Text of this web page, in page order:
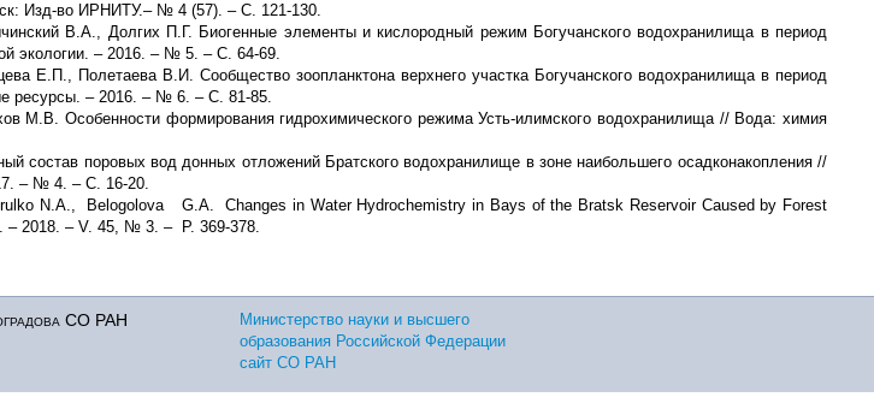
Изд-во ИРНИТУ.– № 4 (57). – С. 121-130.
В.А., Долгих П.Г. Биогенные элементы и кислородный режим Богучанского водохранилища в период
экологии. – 2016. – № 5. – С. 64-69.
Е.П., Полетаева В.И. Сообщество зоопланктона верхнего участка Богучанского водохранилища в период
ресурсы. – 2016. – № 6. – С. 81-85.
М.В. Особенности формирования гидрохимического режима Усть-илимского водохранилища // Вода: химия
состав поровых вод донных отложений Братского водохранилище в зоне наибольшего осадконакопления //
– № 4. – С. 16-20.
N.A., Belogolova G.A. Changes in Water Hydrochemistry in Bays of the Bratsk Reservoir Caused by Forest
– 2018. – V. 45, № 3. – P. 369-378.
СО РАН
Министерство науки и высшего
образования Российской Федерации
сайт СО РАН